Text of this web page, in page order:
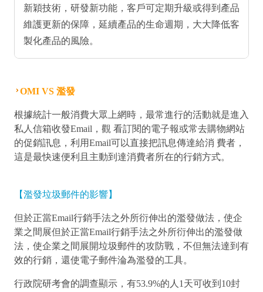
新穎技術，研發新功能，客戶可定期升級或得到產品
維護更新的保障，延續產品的生命週期，大大降低客
製化產品的風險。
OMI VS 濫發
根據統計一般消費大眾上網時，最常進行的活動就是進入
私人信箱收發Email，觀 看訂閱的電子報或常去購物網站
的促銷訊息，利用Email可以直接把訊息傳達給消 費者，
這是最快速便利且主動到達消費者所在的行銷方式。
【濫發垃圾郵件的影響】
但於正當Email行銷手法之外所衍伸出的濫發做法，使企
業之間展但於正當Email行銷手法之外所衍伸出的濫發做
法，使企業之間展開垃圾郵件的攻防戰，不但無法達到有
效的行銷，還使電子郵件淪為濫發的工具。
行政院研考會的調查顯示，有53.9%的人1天可收到10封